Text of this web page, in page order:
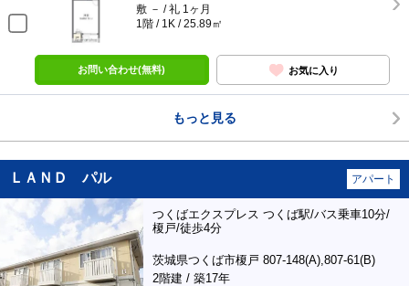
敷 － / 礼 1ヶ月
1階 / 1K / 25.89㎡
お問い合わせ(無料) お気に入り
もっと見る
ＬＡＮＤ パル アパート
つくばエクスプレス つくば駅/バス乗車10分/
榎戸/徒歩4分
茨城県つくば市榎戸 807-148(A),807-61(B)
2階建 / 築17年